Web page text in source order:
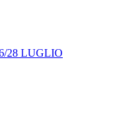
28 LUGLIO